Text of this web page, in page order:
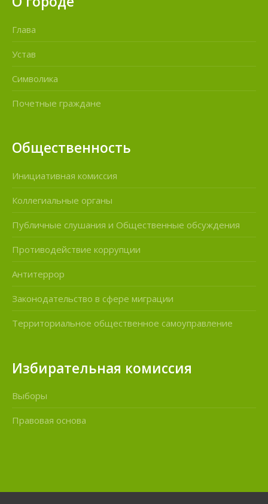
Глава
Устав
Символика
Почетные граждане
Общественность
Инициативная комиссия
Коллегиальные органы
Публичные слушания и Общественные обсуждения
Противодействие коррупции
Антитеррор
Законодательство в сфере миграции
Территориальное общественное самоуправление
Избирательная комиссия
Выборы
Правовая основа